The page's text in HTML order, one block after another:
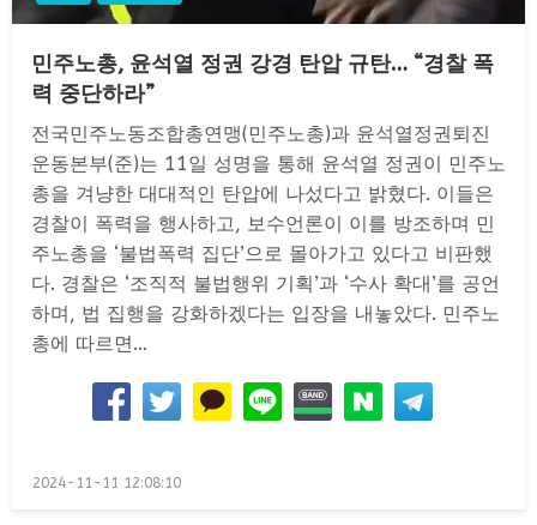
민주노총, 윤석열 정권 강경 탄압 규탄… “경찰 폭
력 중단하라”
전국민주노동조합총연맹(민주노총)과 윤석열정권퇴진
운동본부(준)는 11일 성명을 통해 윤석열 정권이 민주노
총을 겨냥한 대대적인 탄압에 나섰다고 밝혔다. 이들은
경찰이 폭력을 행사하고, 보수언론이 이를 방조하며 민
주노총을 ‘불법폭력 집단’으로 몰아가고 있다고 비판했
다. 경찰은 ‘조직적 불법행위 기획’과 ‘수사 확대’를 공언
하며, 법 집행을 강화하겠다는 입장을 내놓았다. 민주노
총에 따르면…
Posted
2024-11-11 12:08:10